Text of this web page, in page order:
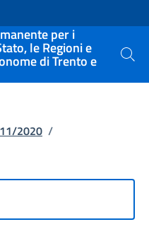
per i
le Regioni e
di Trento e Cerca
2020 /